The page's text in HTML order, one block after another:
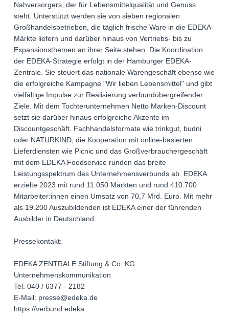
Nahversorgers, der für Lebensmittelqualität und Genuss
steht. Unterstützt werden sie von sieben regionalen
Großhandelsbetrieben, die täglich frische Ware in die EDEKA-
Märkte liefern und darüber hinaus von Vertriebs- bis zu
Expansionsthemen an ihrer Seite stehen. Die Koordination
der EDEKA-Strategie erfolgt in der Hamburger EDEKA-
Zentrale. Sie steuert das nationale Warengeschäft ebenso wie
die erfolgreiche Kampagne "Wir lieben Lebensmittel" und gibt
vielfältige Impulse zur Realisierung verbundübergreifender
Ziele. Mit dem Tochterunternehmen Netto Marken-Discount
setzt sie darüber hinaus erfolgreiche Akzente im
Discountgeschäft. Fachhandelsformate wie trinkgut, budni
oder NATURKIND, die Kooperation mit online-basierten
Lieferdiensten wie Picnic und das Großverbrauchergeschäft
mit dem EDEKA Foodservice runden das breite
Leistungsspektrum des Unternehmensverbunds ab. EDEKA
erzielte 2023 mit rund 11.050 Märkten und rund 410.700
Mitarbeiter:innen einen Umsatz von 70,7 Mrd. Euro. Mit mehr
als 19.200 Auszubildenden ist EDEKA einer der führenden
Ausbilder in Deutschland.
Pressekontakt:
EDEKA ZENTRALE Stiftung & Co. KG
Unternehmenskommunikation
Tel. 040 / 6377 - 2182
E-Mail: presse@edeka.de
https://verbund.edeka